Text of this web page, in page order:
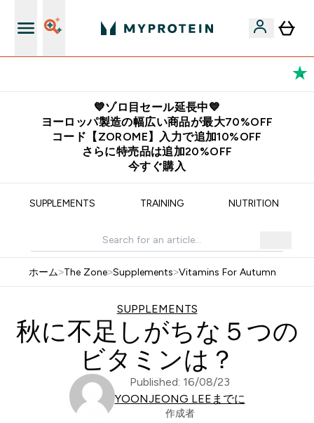
💙ゾロ目セール延長中💙
ヨーロッパ製造の幅広い商品が最大70%OFF
コード【ZOROME】入力で追加10%OFF
さらに特売品は追加20%OFF
今すぐ購入
SUPPLEMENTS TRAINING NUTRITION
ホーム>The Zone>Supplements>Vitamins For Autumn
SUPPLEMENTS
秋に不足しがちな５つの
ビタミンは？
Published: 16/08/23
YOONJEONG LEEまでに
作成者